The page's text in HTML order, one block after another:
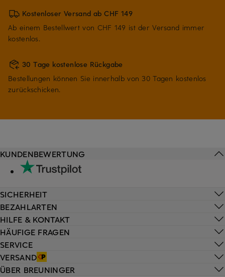
Kostenloser Versand ab CHF 149
Ab einem Bestellwert von CHF 149 ist der Versand immer
kostenlos.
30 Tage kostenlose Rückgabe
Bestellungen können Sie innerhalb von 30 Tagen kostenlos
zurückschicken.
HILFE & KONTAKT
HÄUFIGE FRAGEN
SERVICE
VERSAND
KUNDENBEWERTUNG
SICHERHEIT
BEZAHLARTEN
ÜBER BREUNINGER